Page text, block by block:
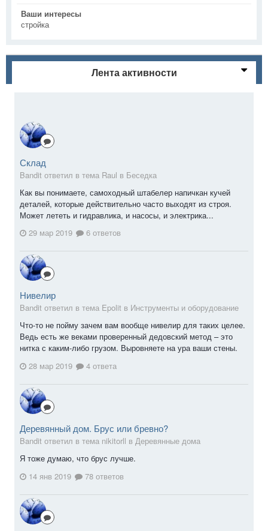
Ваши интересы
стройка
Лента активности
Склад
Bandit ответил в тема Raul в Беседка
Как вы понимаете, самоходный штабелер напичкан кучей
деталей, которые действительно часто выходят из строя.
Может лететь и гидравлика, и насосы, и электрика...
29 мар 2019
6 ответов
Нивелир
Bandit ответил в тема Epolit в Инструменты и оборудование
Что-то не пойму зачем вам вообще нивелир для таких целее.
Ведь есть же веками проверенный дедовский метод – это
нитка с каким-либо грузом. Выровняете на ура ваши стены.
28 мар 2019
4 ответа
Деревянный дом. Брус или бревно?
Bandit ответил в тема nikitorll в Деревянные дома
Я тоже думаю, что брус лучше.
14 янв 2019
78 ответов